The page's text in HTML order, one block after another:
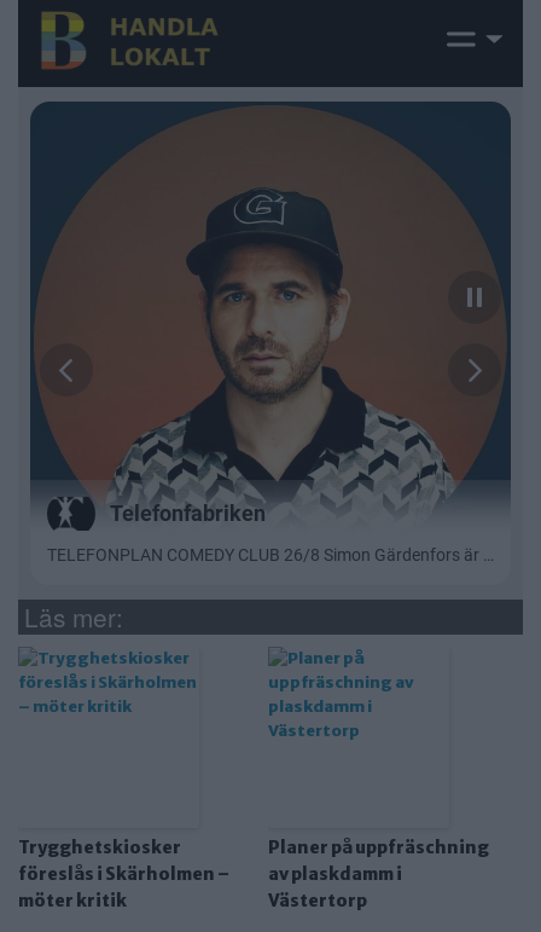
Läs mer:
Trygghetskiosker
föreslås i Skärholmen –
möter kritik
Planer på uppfräschning
av plaskdamm i
Västertorp